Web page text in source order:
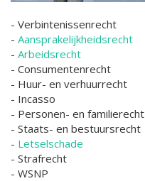
- Verbintenissenrecht
- Aansprakelijkheidsrecht
- Arbeidsrecht
- Consumentenrecht
- Huur- en verhuurrecht
- Incasso
- Personen- en familierecht
- Staats- en bestuursrecht
- Letselschade
- Strafrecht
- WSNP